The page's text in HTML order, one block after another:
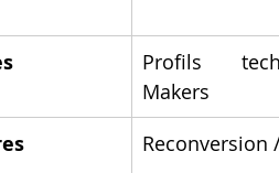
Profils
Makers
Reconversion